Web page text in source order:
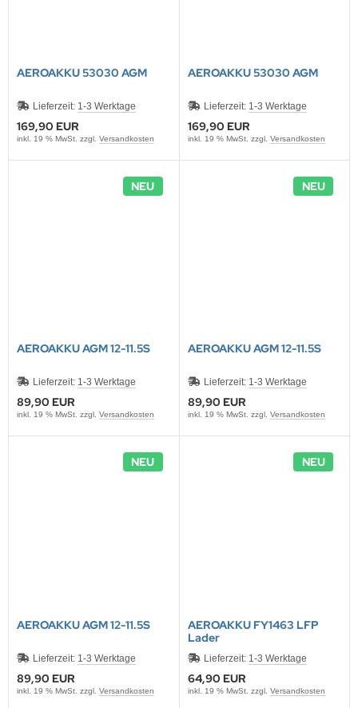
AEROAKKU 53030 AGM
Lieferzeit: 1-3 Werktage
169,90 EUR
inkl. 19 % MwSt. zzgl. Versandkosten
AEROAKKU 53030 AGM
Lieferzeit: 1-3 Werktage
169,90 EUR
inkl. 19 % MwSt. zzgl. Versandkosten
NEU
AEROAKKU AGM 12-11.5S
Lieferzeit: 1-3 Werktage
89,90 EUR
inkl. 19 % MwSt. zzgl. Versandkosten
NEU
AEROAKKU AGM 12-11.5S
Lieferzeit: 1-3 Werktage
89,90 EUR
inkl. 19 % MwSt. zzgl. Versandkosten
NEU
AEROAKKU AGM 12-11.5S
Lieferzeit: 1-3 Werktage
89,90 EUR
inkl. 19 % MwSt. zzgl. Versandkosten
NEU
AEROAKKU FY1463 LFP
Lader
Lieferzeit: 1-3 Werktage
64,90 EUR
inkl. 19 % MwSt. zzgl. Versandkosten